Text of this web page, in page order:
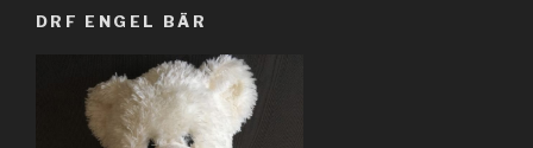
DRF ENGEL BÄR